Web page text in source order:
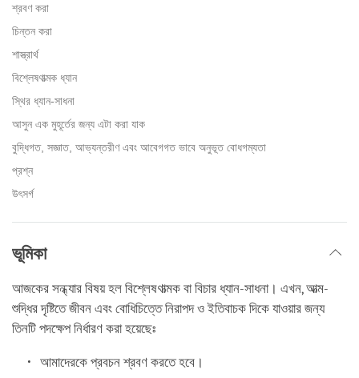
শ্রবণ করা
চিন্তন করা
শাস্ত্রার্থ
বিশ্লেষণাত্মক ধ্যান
স্থির ধ্যান-সাধনা
আসুন এক মুহূর্তের জন্য এটা করা যাক
বুদ্ধিগত, সজ্ঞাত, আভ্যন্তরীণ এবং আবেগগত ভাবে অনুভূত বোধগম্যতা
প্রশ্ন
উৎসর্গ
ভূমিকা
আজকের সন্ধ্যার বিষয় হল বিশ্লেষণাত্মক বা বিচার ধ্যান-সাধনা। এখন, আত্ম-
শুদ্ধির দৃষ্টিতে জীবন এবং বোধিচিত্তে নিরাপদ ও ইতিবাচক দিকে যাওয়ার জন্য
তিনটি পদক্ষেপ নির্ধারণ করা হয়েছেঃ
আমাদেরকে প্রবচন শ্রবণ করতে হবে।